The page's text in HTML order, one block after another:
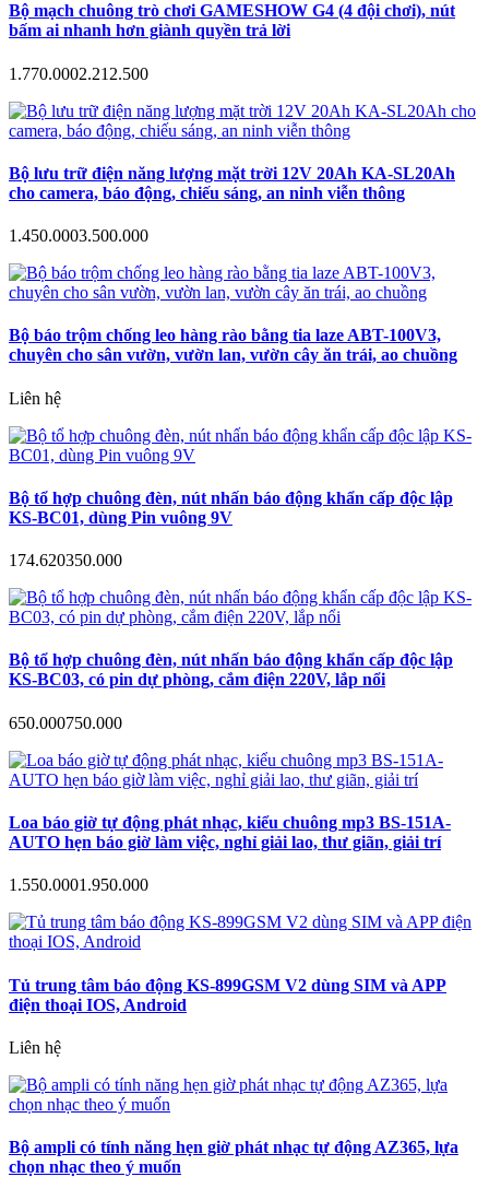
Bộ mạch chuông trò chơi GAMESHOW G4 (4 đội chơi), nút
bấm ai nhanh hơn giành quyền trả lời
1.770.0002.212.500
Bộ lưu trữ điện năng lượng mặt trời 12V 20Ah KA-SL20Ah
cho camera, báo động, chiếu sáng, an ninh viễn thông
1.450.0003.500.000
Bộ báo trộm chống leo hàng rào bằng tia laze ABT-100V3,
chuyên cho sân vườn, vườn lan, vườn cây ăn trái, ao chuồng
Liên hệ
Bộ tổ hợp chuông đèn, nút nhấn báo động khẩn cấp độc lập
KS-BC01, dùng Pin vuông 9V
174.620350.000
Bộ tổ hợp chuông đèn, nút nhấn báo động khẩn cấp độc lập
KS-BC03, có pin dự phòng, cắm điện 220V, lắp nổi
650.000750.000
Loa báo giờ tự động phát nhạc, kiểu chuông mp3 BS-151A-
AUTO hẹn báo giờ làm việc, nghỉ giải lao, thư giãn, giải trí
1.550.0001.950.000
Tủ trung tâm báo động KS-899GSM V2 dùng SIM và APP
điện thoại IOS, Android
Liên hệ
Bộ ampli có tính năng hẹn giờ phát nhạc tự động AZ365, lựa
chọn nhạc theo ý muốn